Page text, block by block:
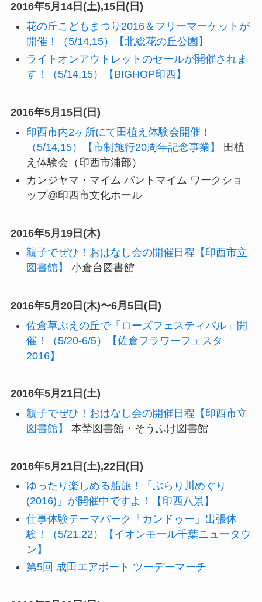
2016年5月14日(土),15日(日)
花の丘こどもまつり2016＆フリーマーケットが
開催！（5/14,15）【北総花の丘公園】
ライトオンアウトレットのセールが開催されま
す！（5/14,15）【BIGHOP印西】
2016年5月15日(日)
印西市内2ヶ所にて田植え体験会開催！
（5/14,15）【市制施行20周年記念事業】
田植
え体験会（印西市浦部）
カンジヤマ・マイム パントマイム ワークショ
ップ@印西市文化ホール
2016年5月19日(木)
親子でぜひ！おはなし会の開催日程【印西市立
図書館】
小倉台図書館
2016年5月20日(木)〜6月5日(日)
佐倉草ぶえの丘で「ローズフェスティバル」開
催！（5/20-6/5）【佐倉フラワーフェスタ
2016】
2016年5月21日(土)
親子でぜひ！おはなし会の開催日程【印西市立
図書館】
本埜図書館・そうふけ図書館
2016年5月21日(土),22日(日)
ゆったり楽しめる船旅！「ぶらり川めぐり
(2016)」が開催中ですよ！【印西八景】
仕事体験テーマパーク「カンドゥー」出張体
験！（5/21,22）【イオンモール千葉ニュータウ
ン】
第5回 成田エアポート ツーデーマーチ